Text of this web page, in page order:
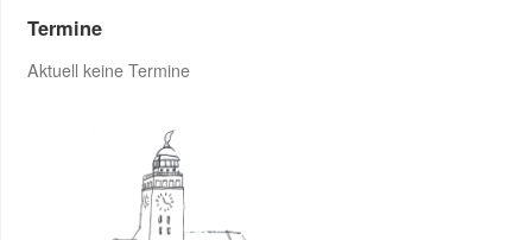
Termine
Aktuell keine Termine